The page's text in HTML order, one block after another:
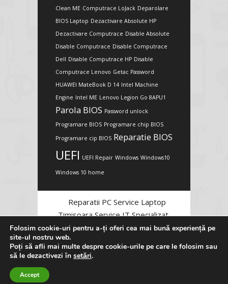
Clean ME Computrace LoJack Deparolare
BIOS Laptop Dezactivare Absolute HP
Dezactivare Computrace Disable Absolute
Disable Computrace Disable Computrace
Dell Disable Computrace HP Disable
Computrace Lenovo Getac Password
HUAWEI MateBook D 14 Intel Machine
Engine Intel ME Lenovo Legion Go 8APU1
Parola BIOS Password unlock
Programare BIOS Programare chip BIOS
Programare cip BIOS Reparatie BIOS
UEFI UEFI Repair Windows Windows10
Windows 10 home
Reparatii PC Service Laptop
Timisoara Service IT Specializat
Folosim cookie-uri pentru a-ți oferi cea mai bună experiență pe
site-ul nostru web.
Poți să afli mai multe despre cookie-urile pe care le folosim sau
să le dezactivezi în setări.
Accept